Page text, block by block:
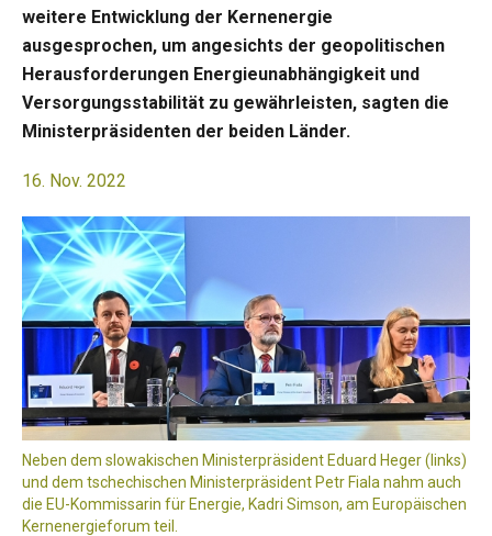
weitere Entwicklung der Kernenergie
ausgesprochen, um angesichts der geopolitischen
Herausforderungen Energieunabhängigkeit und
Versorgungsstabilität zu gewährleisten, sagten die
Ministerpräsidenten der beiden Länder.
16. Nov. 2022
Neben dem slowakischen Ministerpräsident Eduard Heger (links)
und dem tschechischen Ministerpräsident Petr Fiala nahm auch
die EU-Kommissarin für Energie, Kadri Simson, am Europäischen
Kernenergieforum teil.